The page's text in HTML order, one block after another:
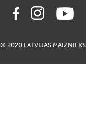
© 2020 LATVIJAS MAIZNIEKS